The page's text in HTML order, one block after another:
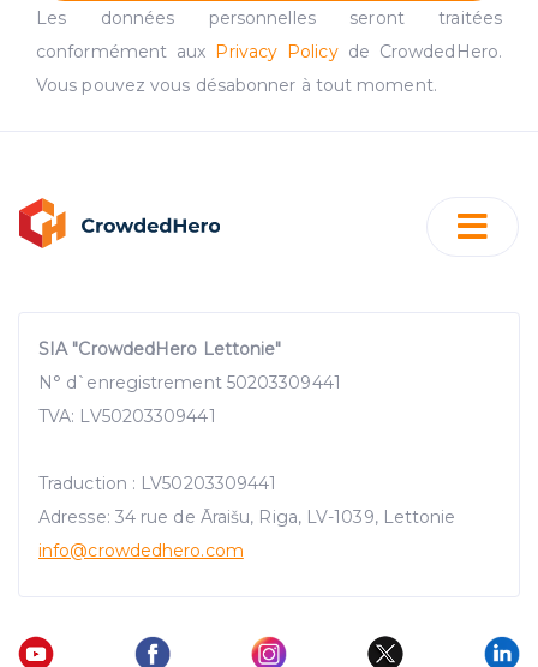
Les données personnelles seront traitées
conformément aux Privacy Policyde CrowdedHero.
Vous pouvez vous désabonner à tout moment.
SIA "CrowdedHero Lettonie"
N° d`enregistrement 50203309441
TVA: LV50203309441
Traduction : LV50203309441
Adresse: 34 rue de Āraišu, Riga, LV-1039, Lettonie
info@crowdedhero.com